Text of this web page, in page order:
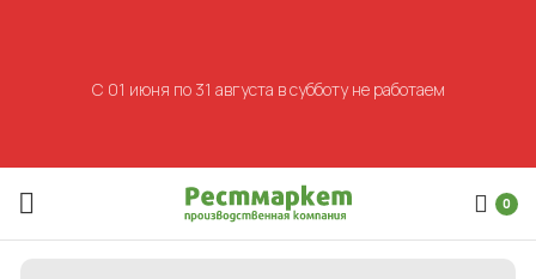
0
С 01 июня по 31 августа в субботу не работаем